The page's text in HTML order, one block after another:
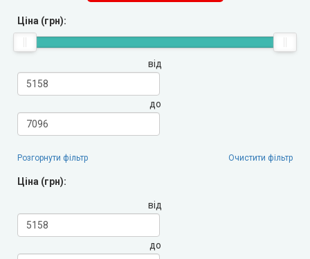
KORFAD (Корфад)
Korfad Express (Корфад Експрес)
Terminus (Термінус)
Papa Carlo (Папа Карло)
LEADOR (Леадор)
Leador Express (Леадор Експрес)
Ціна (грн):
від
до
Розгорнути фільтр Очистити фільтр
Ціна (грн):
від
до